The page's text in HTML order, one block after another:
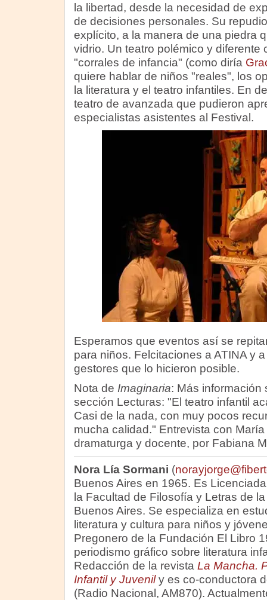
la libertad, desde la necesidad de
de decisiones personales. Su
explícito, a la manera de una piedra
vidrio. Un teatro polémico y diferente
"corrales de infancia" (como diría
quiere hablar de niños "reales", los
la literatura y el teatro infantiles. En
teatro de avanzada que pudieron
especialistas asistentes al Festival.
Esperamos que eventos así se
para niños. Felcitaciones a ATINA y
gestores que lo hicieron posible.
Nota de Imaginaria: Más información
sección Lecturas: "El teatro infantil
Casi de la nada, con muy pocos
mucha calidad." Entrevista con
dramaturga y docente, por Fabiana
Nora Lía Sormani (
Buenos Aires en 1965. Es
la Facultad de Filosofía y Letras de
Buenos Aires. Se especializa en
literatura y cultura para niños y
Pregonero de la Fundación El Libro
periodismo gráfico sobre literatura
Redacción de la revista La Mancha.
Infantil y Juvenil y es co-conductora
(Radio Nacional, AM870).